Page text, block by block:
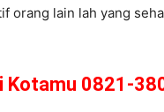
orang lain lah yang
Kotamu 0821-